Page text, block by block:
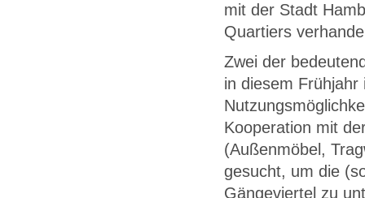
mit der Stadt
Quartiers
Zwei der
in diesem
Kooperation mit
(Außenmöbel,
gesucht, um die
Gängeviertel zu